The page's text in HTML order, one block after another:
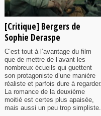
[Critique] Bergers de
Sophie Deraspe
C’est tout à l’avantage du film
que de mettre de l’avant les
nombreux écueils qui guettent
son protagoniste d’une manière
réaliste et parfois dure à regarder.
La romance de la deuxième
moitié est certes plus apaisée,
mais aussi un peu trop simpliste.